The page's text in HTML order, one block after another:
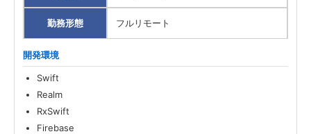
勤務形態 フルリモート
開発環境
Swift
Realm
RxSwift
Firebase